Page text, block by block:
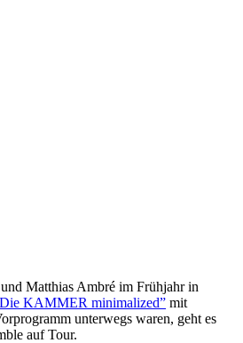
Matthias Ambré im Frühjahr in
KAMMER minimalized” mit
unterwegs waren, geht es
auf Tour.